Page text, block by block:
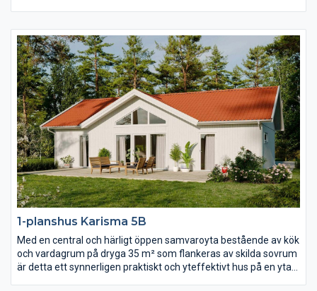
från gavelspetsarna i båda ändar. Det separerade
föräldrasovrummet har lyxigt fått ett eget badrum och i andra
ändan av huset hittar du ytterligare två sovrum, allrum och wc.
1-planshus Karisma 5B
Med en central och härligt öppen samvaroyta bestående av kök
och vardagrum på dryga 35 m² som flankeras av skilda sovrum
är detta ett synnerligen praktiskt och yteffektivt hus på en yta